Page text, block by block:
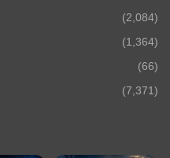
(2,084)
(1,364)
(66)
(7,371)